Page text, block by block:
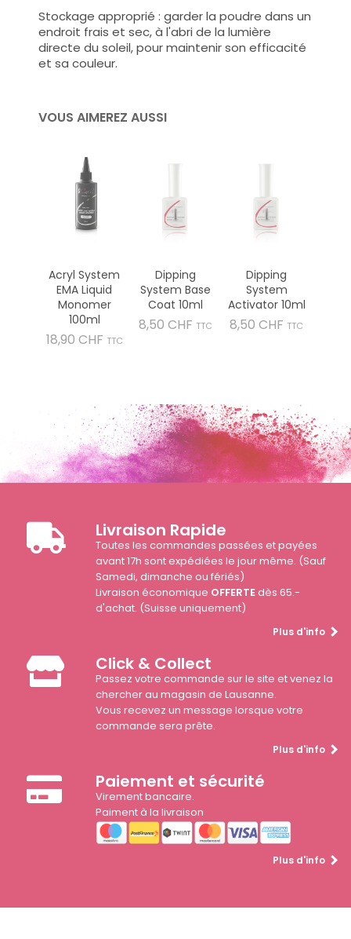
Stockage approprié : garder la poudre dans un
endroit frais et sec, à l'abri de la lumière
directe du soleil, pour maintenir son efficacité
et sa couleur.
VOUS AIMEREZ AUSSI
Acryl System
EMA Liquid
Monomer
100ml
18,90 CHF Prix
TTC
Dipping
System Base
Coat 10ml
8,50 CHF Prix
TTC
Dipping
System
Activator 10ml
8,50 CHF Prix
TTC
Livraison Rapide
Toutes les commandes passées et payées
avant 17h sont expédiées le jour même. (Sauf
Samedi, dimanche ou fériés)
Livraison économique OFFERTEdès 65.-
d'achat. (Suisse uniquement)
Plus d'info
Click & Collect
Passez votre commande sur le site et venez la
chercher au magasin de Lausanne.
Vous recevez un message lorsque votre
commande sera prête.
Plus d'info
Paiement et sécurité
Virement bancaire.
Paiment à la livraison
Plus d'info